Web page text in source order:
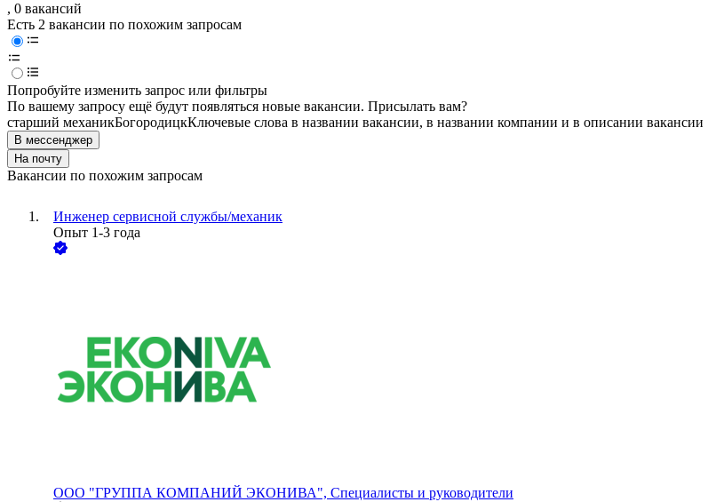
, 0 вакансий
Есть 2 вакансии по похожим запросам
Попробуйте изменить запрос или фильтры
По вашему запросу ещё будут появляться новые вакансии. Присылать вам?
старший механикБогородицкКлючевые слова в названии вакансии, в названии компании и в описании вакансии
В мессенджер
На почту
Вакансии по похожим запросам
Инженер сервисной службы/механик
Опыт 1-3 года
ООО "ГРУППА КОМПАНИЙ ЭКОНИВА", Специалисты и руководители